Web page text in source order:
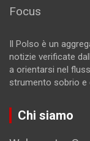
Focus
Il Polso è un
notizie verificate
a orientarsi nel
strumento sobrio e
Chi siamo